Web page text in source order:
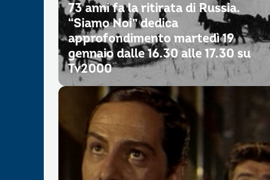
73 anni fa la ritirata di Russia.
“Siamo Noi” dedica
approfondimento martedì 19
gennaio dalle 16.30 alle 17.30 su
Tv2000